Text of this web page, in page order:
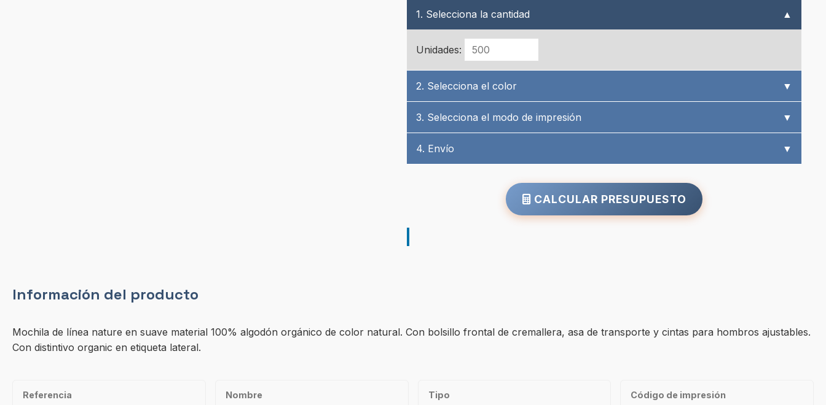
1. Selecciona la cantidad ▲
Unidades:
2. Selecciona el color ▼
3. Selecciona el modo de impresión ▼
4. Envío ▼
CALCULAR PRESUPUESTO
Información del producto
Mochila de línea nature en suave material 100% algodón orgánico de color natural. Con bolsillo frontal de cremallera, asa de transporte y cintas para hombros ajustables.
Con distintivo organic en etiqueta lateral.
Referencia Nombre Tipo Código de impresión